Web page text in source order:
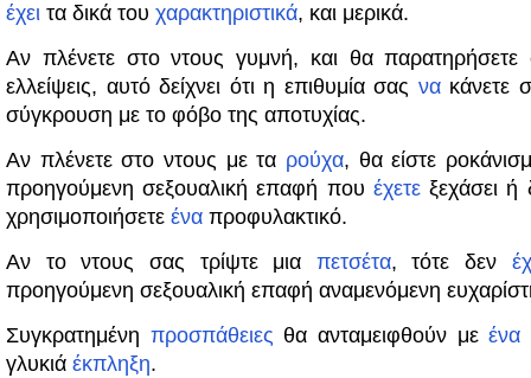
έχει τα δικά του χαρακτηριστικά, και μερικά.
Αν πλένετε στο ντους γυμνή, και θα παρατηρήσετε
ελλείψεις, αυτό δείχνει ότι η επιθυμία σας νακάνετε
σύγκρουση με το φόβο της αποτυχίας.
Αν πλένετε στο ντους με τα ρούχα, θα είστε
προηγούμενη σεξουαλική επαφή που έχετεξεχάσει ή
χρησιμοποιήσετε ένα προφυλακτικό.
Αν το ντους σας τρίψτε μια πετσέτα, τότε δεν
προηγούμενη σεξουαλική επαφή αναμενόμενη
Συγκρατημένη προσπάθειες θα ανταμειφθούν μεένα
γλυκιά έκπληξη.